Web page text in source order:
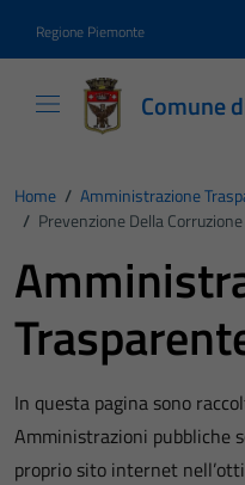
Regione Piemonte
Comune
Home / Amministrazione
/ Prevenzione Della Corruzione
In questa pagina sono
Amministrazioni pubbliche
proprio sito internet